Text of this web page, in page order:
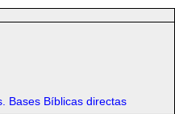
Bases Bíblicas directas